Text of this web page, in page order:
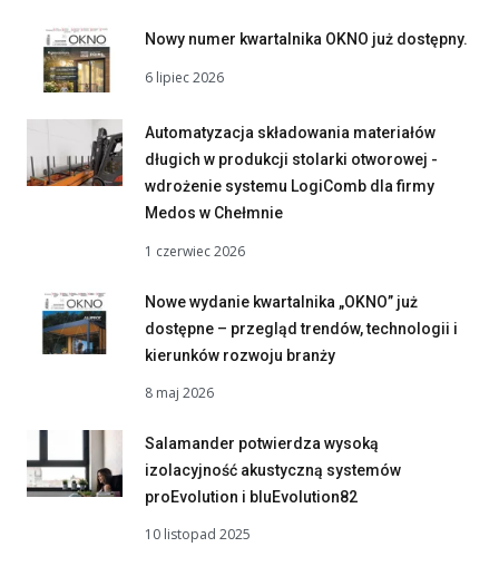
Nowy numer kwartalnika OKNO już dostępny.
6 lipiec 2026
Automatyzacja składowania materiałów
długich w produkcji stolarki otworowej -
wdrożenie systemu LogiComb dla firmy
Medos w Chełmnie
1 czerwiec 2026
Nowe wydanie kwartalnika „OKNO” już
dostępne – przegląd trendów, technologii i
kierunków rozwoju branży
8 maj 2026
Salamander potwierdza wysoką
izolacyjność akustyczną systemów
proEvolution i bluEvolution82
10 listopad 2025